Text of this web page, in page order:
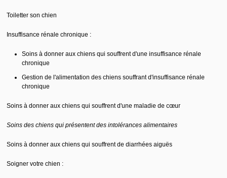
Toiletter son chien
Insuffisance rénale chronique :
Soins à donner aux chiens qui souffrent d'une insuffisance rénale
chronique
Gestion de l'alimentation des chiens souffrant d'insuffisance rénale
chronique
Soins à donner aux chiens qui souffrent d'une maladie de cœur
Soins des chiens qui présentent des intolérances alimentaires
Soins à donner aux chiens qui souffrent de diarrhées aiguës
Soigner votre chien :